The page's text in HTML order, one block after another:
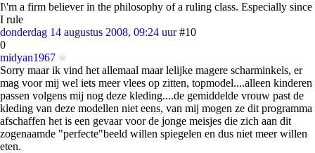
I\'m a firm believer in the philosophy of a ruling class. Especially since
I rule
donderdag 14 augustus 2008, 09:24 uur #10
0
midyan1967
Sorry maar ik vind het allemaal maar lelijke magere scharminkels, er
mag voor mij wel iets meer vlees op zitten, topmodel....alleen kinderen
passen volgens mij nog deze kleding....de gemiddelde vrouw past de
kleding van deze modellen niet eens, van mij mogen ze dit programma
afschaffen het is een gevaar voor de jonge meisjes die zich aan dit
zogenaamde "perfecte"beeld willen spiegelen en dus niet meer willen
eten.